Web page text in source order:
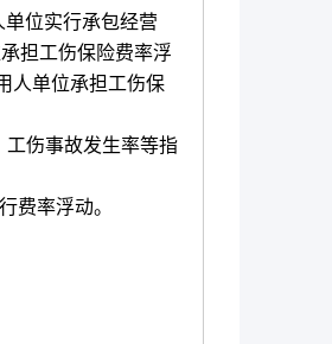
位实行承包经营
担工伤保险费率浮
人单位承担工伤保
伤事故发生率等指
费率浮动。